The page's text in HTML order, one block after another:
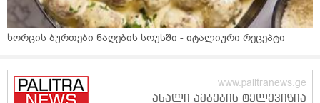
ხორცის ბურთები ნაღების სოუსში - იტალიური რეცეპტი